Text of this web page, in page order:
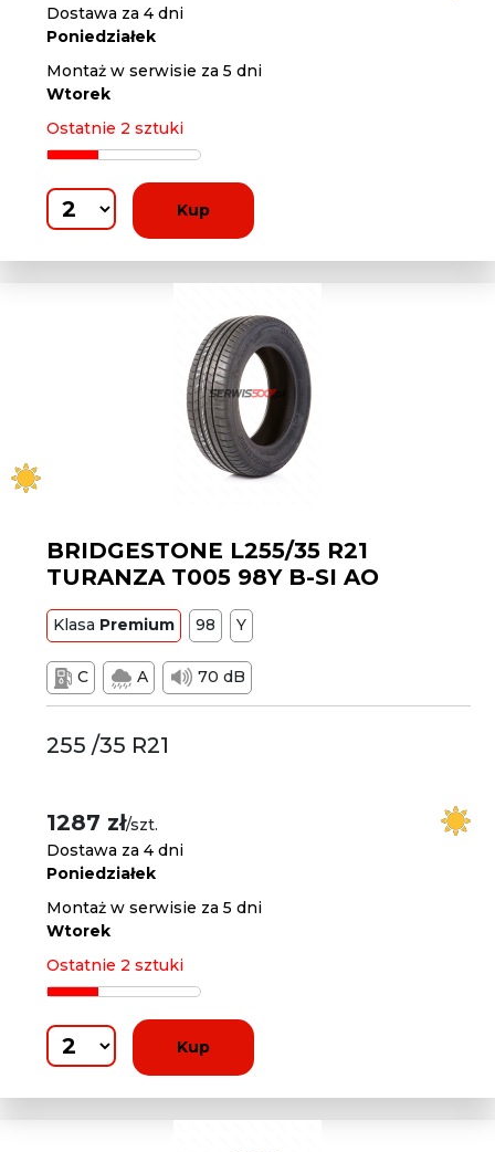
Dostawa za 4 dni
Poniedziałek
Montaż w serwisie za 5 dni
Wtorek
Ostatnie 2 sztuki
Kup
BRIDGESTONE L255/35 R21
TURANZA T005 98Y B-SI AO
Klasa Premium 98 Y
C A 70 dB
255 /35 R21
1287 zł/szt.
Dostawa za 4 dni
Poniedziałek
Montaż w serwisie za 5 dni
Wtorek
Ostatnie 2 sztuki
Kup